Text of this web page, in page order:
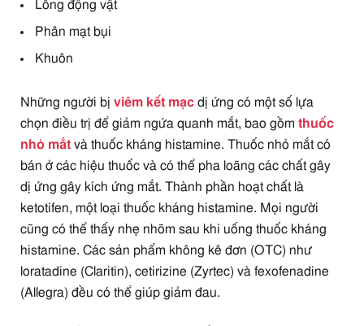
Lông động vật
Phân mạt bụi
Khuôn
Những người bị viêm kết mạc dị ứng có một số lựa
chọn điều trị để giảm ngứa quanh mắt, bao gồm thuốc
nhỏ mắt và thuốc kháng histamine. Thuốc nhỏ mắt có
bán ở các hiệu thuốc và có thể pha loãng các chất gây
dị ứng gây kích ứng mắt. Thành phần hoạt chất là
ketotifen, một loại thuốc kháng histamine. Mọi người
cũng có thể thấy nhẹ nhõm sau khi uống thuốc kháng
histamine. Các sản phẩm không kê đơn (OTC) như
loratadine (Claritin), cetirizine (Zyrtec) và fexofenadine
(Allegra) đều có thể giúp giảm đau.